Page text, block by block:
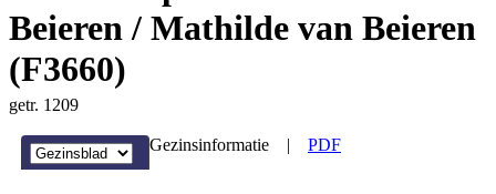
Beieren / Mathilde van Beieren
(F3660)
getr. 1209
Gezinsinformatie | PDF